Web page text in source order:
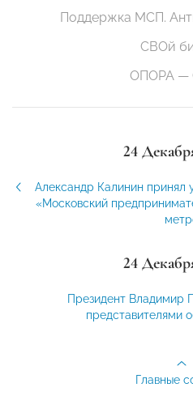
Поддержка МСП.
СВОй
ОПОРА —
24
Александр Калинин принял
«Московский
24
Президент Владимир
представителями
Главные